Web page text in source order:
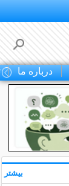
درباره ما
بیشتر